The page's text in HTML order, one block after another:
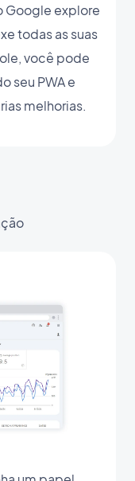
Google explore
todas as suas
você pode
seu PWA e
melhorias.